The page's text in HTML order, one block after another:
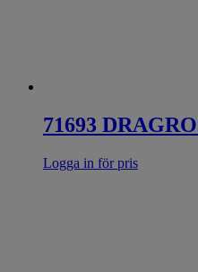
71693
Logga in för pris